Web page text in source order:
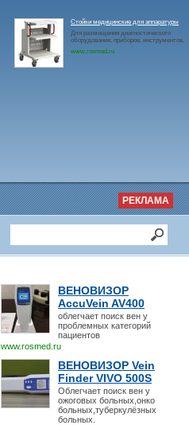
Стойки медицинские для аппаратуры
Для размещения диагностического
оборудования, приборов, инструментов.
www.rosmed.ru
РЕКЛАМА
ВЕНОВИЗОР
AccuVein AV400
облегчает поиск вен у
проблемных категорий
пациентов
www.rosmed.ru
ВЕНОВИЗОР Vein
Finder VIVO 500S
Облегчает поиск вен у
ожоговых больных,онко
больных,туберкулёзных
больных.